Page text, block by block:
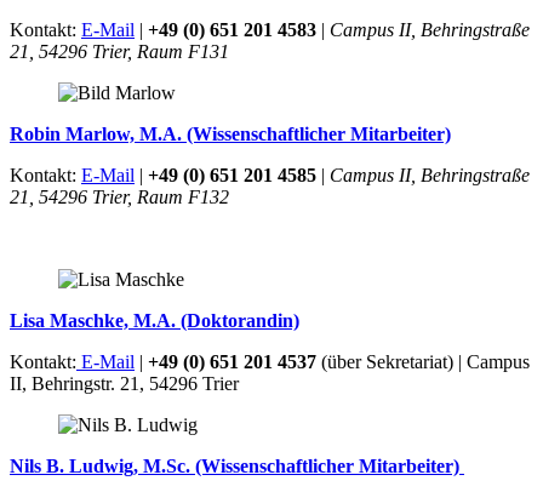
Kontakt: E-Mail | +49 (0) 651 201 4583 | Campus II, Behringstraße
21, 54296 Trier, Raum F131
Robin Marlow, M.A. (Wissenschaftlicher Mitarbeiter)
Kontakt: E-Mail | +49 (0) 651 201 4585 | Campus II, Behringstraße
21, 54296 Trier, Raum F132
Lisa Maschke, M.A. (Doktorandin)
Kontakt: E-Mail | +49 (0) 651 201 4537 (über Sekretariat) | Campus
II, Behringstr. 21, 54296 Trier
Nils B. Ludwig, M.Sc. (Wissenschaftlicher Mitarbeiter)